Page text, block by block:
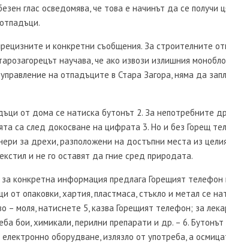
глас осведомява, че това е начинът да се получи
и конкретни съобщения. За строителните
научава, че ако извози излишния
на отпадъците в Стара Загора, няма да
от дома се натиска бутонът 2. За непотребните
са след докосване на цифрата 3. Но и без Горещ
за дрехи, разположени на достъпни места из
и не го оставят да гние сред природата.
конкретна информация предлага Горещият
от опаковки, хартия, пластмаса, стъкло и метал се
– моля, натиснете 5, казва Горещият телефон; за
бои, химикали, перилни препарати и др. – 6.
електронно оборудване, излязло от употреба, а